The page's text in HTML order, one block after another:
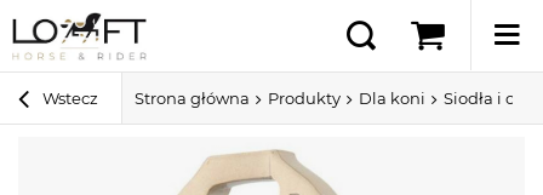
Wstecz Strona główna Produkty Dla koni Siodła i